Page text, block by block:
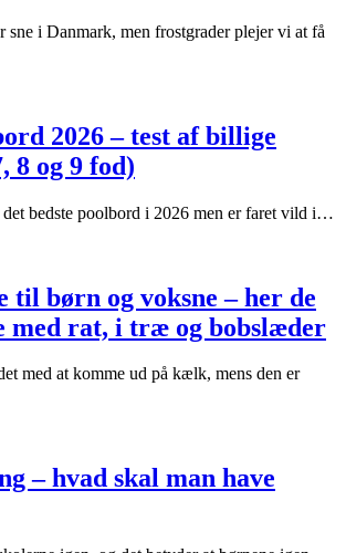
i Danmark, men frostgrader plejer vi at få
2026 – test af billige
8 og 9 fod)
bedste poolbord i 2026 men er faret vild i…
til børn og voksne – her de
med rat, i træ og bobslæder
med at komme ud på kælk, mens den er
– hvad skal man have